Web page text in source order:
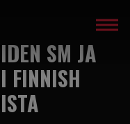
SM JA
FINNISH